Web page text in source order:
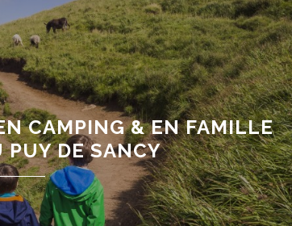
CAMPING & EN FAMILLE
PUY DE SANCY